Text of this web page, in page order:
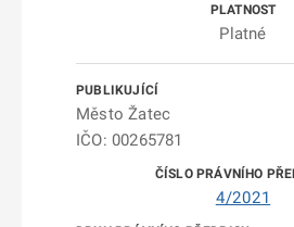
Platné
Město Žatec
IČO: 00265781
4/2021